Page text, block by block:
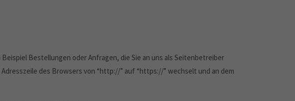
Bestellungen oder Anfragen, die Sie an uns als Seitenbetreiber
des Browsers von “http://” auf “https://” wechselt und an dem